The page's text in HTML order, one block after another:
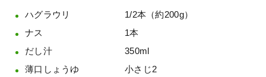
ハグラウリ 1/2本（約200g）
ナス 1本
だし汁 350ml
薄口しょうゆ 小さじ2